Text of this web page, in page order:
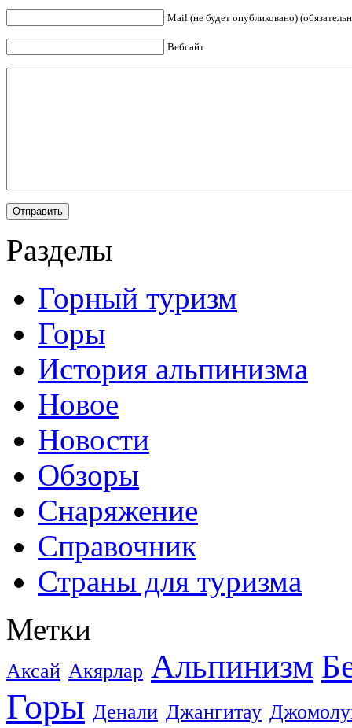
Mail (не будет опубликовано)
Вебсайт
Разделы
Горный туризм
Горы
История альпинизма
Новое
Новости
Обзоры
Снаряжение
Справочник
Страны для туризма
Метки
Аксай Акярлар Альпинизм
Горы Денали Джангитау